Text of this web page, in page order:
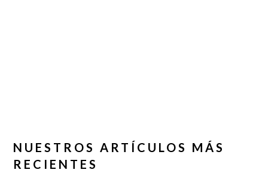
NUESTROS ARTÍCULOS MÁS
RECIENTES